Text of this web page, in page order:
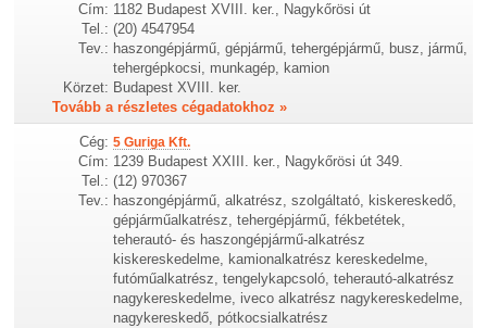
Cím: 1182 Budapest XVIII. ker., Nagykőrösi út
Tel.: (20) 4547954
Tev.: haszongépjármű, gépjármű, tehergépjármű, busz, jármű,
tehergépkocsi, munkagép, kamion
Körzet: Budapest XVIII. ker.
Tovább a részletes cégadatokhoz »
Cég: 5 Guriga Kft.
Cím: 1239 Budapest XXIII. ker., Nagykőrösi út 349.
Tel.: (12) 970367
Tev.: haszongépjármű, alkatrész, szolgáltató, kiskereskedő,
gépjárműalkatrész, tehergépjármű, fékbetétek,
teherautó- és haszongépjármű-alkatrész
kiskereskedelme, kamionalkatrész kereskedelme,
futóműalkatrész, tengelykapcsoló, teherautó-alkatrész
nagykereskedelme, iveco alkatrész nagykereskedelme,
nagykereskedő, pótkocsialkatrész